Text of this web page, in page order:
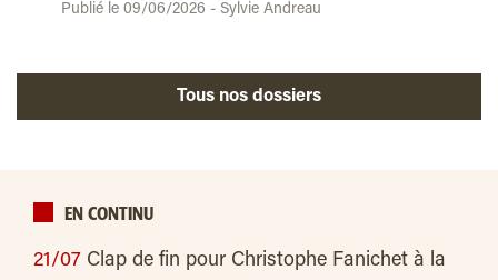
Publié le 09/06/2026 - Sylvie Andreau
Tous nos dossiers
EN CONTINU
21/07 Clap de fin pour Christophe Fanichet à la